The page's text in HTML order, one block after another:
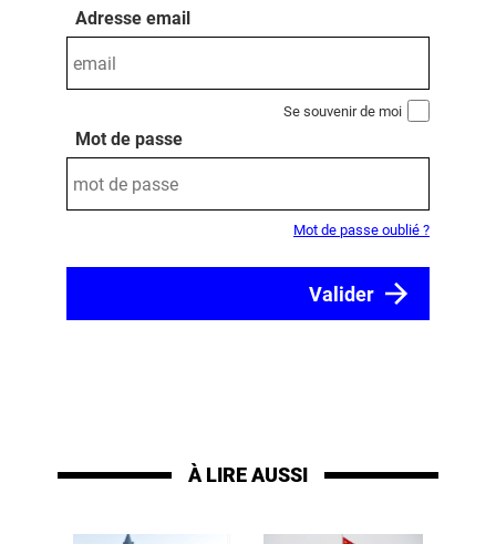
Adresse email
Se souvenir de moi
Mot de passe
Mot de passe oublié ?
À LIRE AUSSI